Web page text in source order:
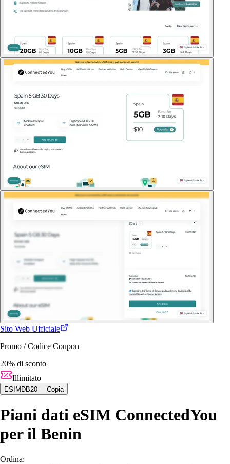
Sito Web Ufficiale
Promo / Codice Coupon
20% di sconto
Illimitato
ESIMDB20 Copia
Piani dati eSIM ConnectedYou
per il Benin
Ordina: